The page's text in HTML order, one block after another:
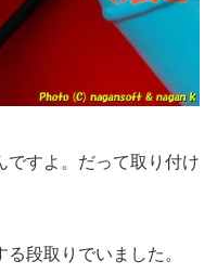
ですよ。だって取り付け
段取りでいました。